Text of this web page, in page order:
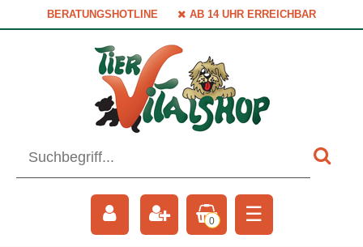
BERATUNGSHOTLINE AB 14 UHR ERREICHBAR
0 ☰